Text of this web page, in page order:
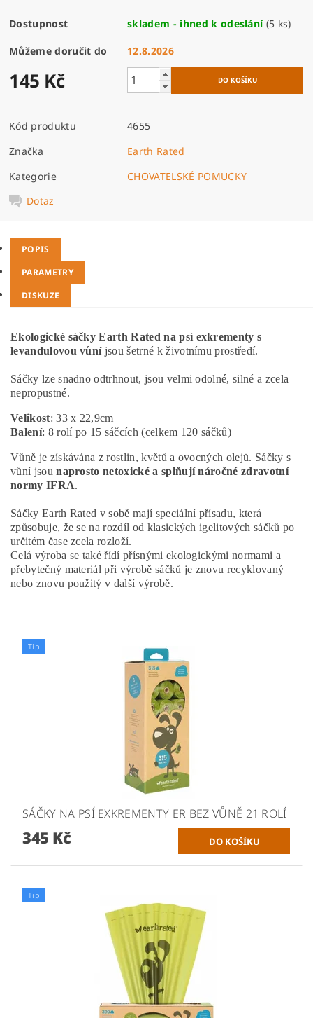
Dostupnost skladem - ihned k odeslání (5 ks)
Můžeme doručit do 12.8.2026
145 Kč
Kód produktu
4655
Značka
Earth Rated
Kategorie
CHOVATELSKÉ POMUCKY
Dotaz
POPIS
PARAMETRY
DISKUZE
Ekologické sáčky Earth Rated na psí exkrementy s
levandulovou vůníjsou šetrné k životnímu prostředí.
Sáčky lze snadno odtrhnout, jsou velmi odolné, silné a zcela
nepropustné.
Velikost: 33 x 22,9cm
Balení: 8 rolí po 15 sáčcích (celkem 120 sáčků)
Vůně je získávána z rostlin, květů a ovocných olejů. Sáčky s
vůní jsounaprosto netoxické a splňují náročné zdravotní
normy IFRA.
Sáčky Earth Rated v sobě mají speciální přísadu, která
způsobuje, že se na rozdíl od klasických igelitových sáčků po
určitém čase zcela rozloží.
Celá výroba se také řídí přísnými ekologickými normami a
přebytečný materiál při výrobě sáčků je znovu recyklovaný
nebo znovu použitý v další výrobě.
Tip
SÁČKY NA PSÍ EXKREMENTY ER BEZ VŮNĚ 21 ROLÍ
345 Kč
Tip